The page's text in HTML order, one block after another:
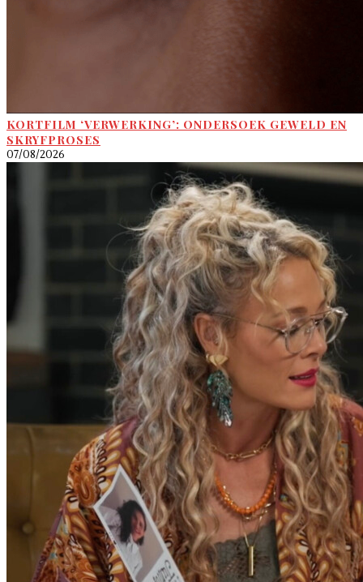
KORTFILM ‘VERWERKING’: ONDERSOEK GEWELD EN
SKRYFPROSES
07/08/2026